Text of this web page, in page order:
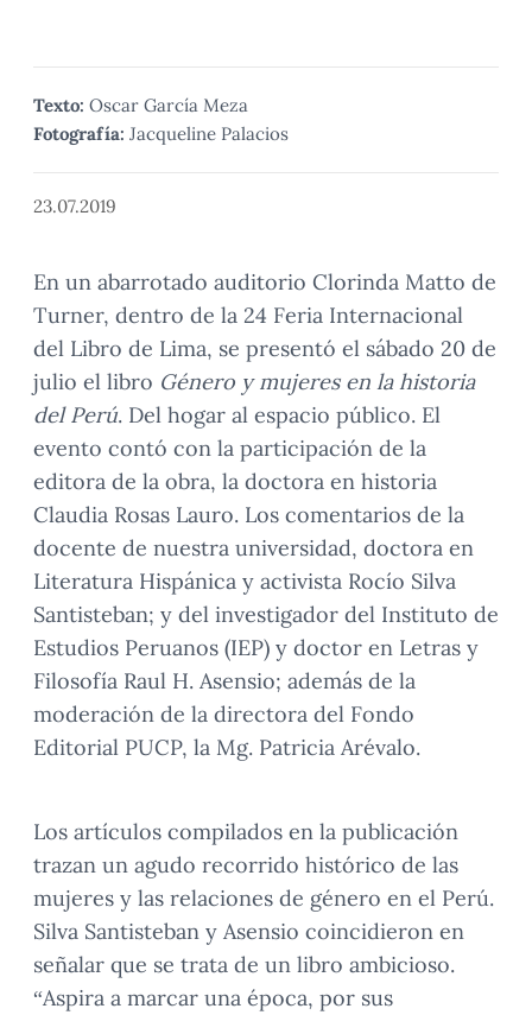
Texto: Oscar García Meza
Fotografía: Jacqueline Palacios
23.07.2019
En un abarrotado auditorio Clorinda Matto de
Turner, dentro de la 24 Feria Internacional
del Libro de Lima, se presentó el sábado 20 de
julio el libro Género y mujeres en la historia
del Perú. Del hogar al espacio público. El
evento contó con la participación de la
editora de la obra, la doctora en historia
Claudia Rosas Lauro. Los comentarios de la
docente de nuestra universidad, doctora en
Literatura Hispánica y activista Rocío Silva
Santisteban; y del investigador del Instituto de
Estudios Peruanos (IEP) y doctor en Letras y
Filosofía Raul H. Asensio; además de la
moderación de la directora del Fondo
Editorial PUCP, la Mg. Patricia Arévalo.
Los artículos compilados en la publicación
trazan un agudo recorrido histórico de las
mujeres y las relaciones de género en el Perú.
Silva Santisteban y Asensio coincidieron en
señalar que se trata de un libro ambicioso.
“Aspira a marcar una época, por sus